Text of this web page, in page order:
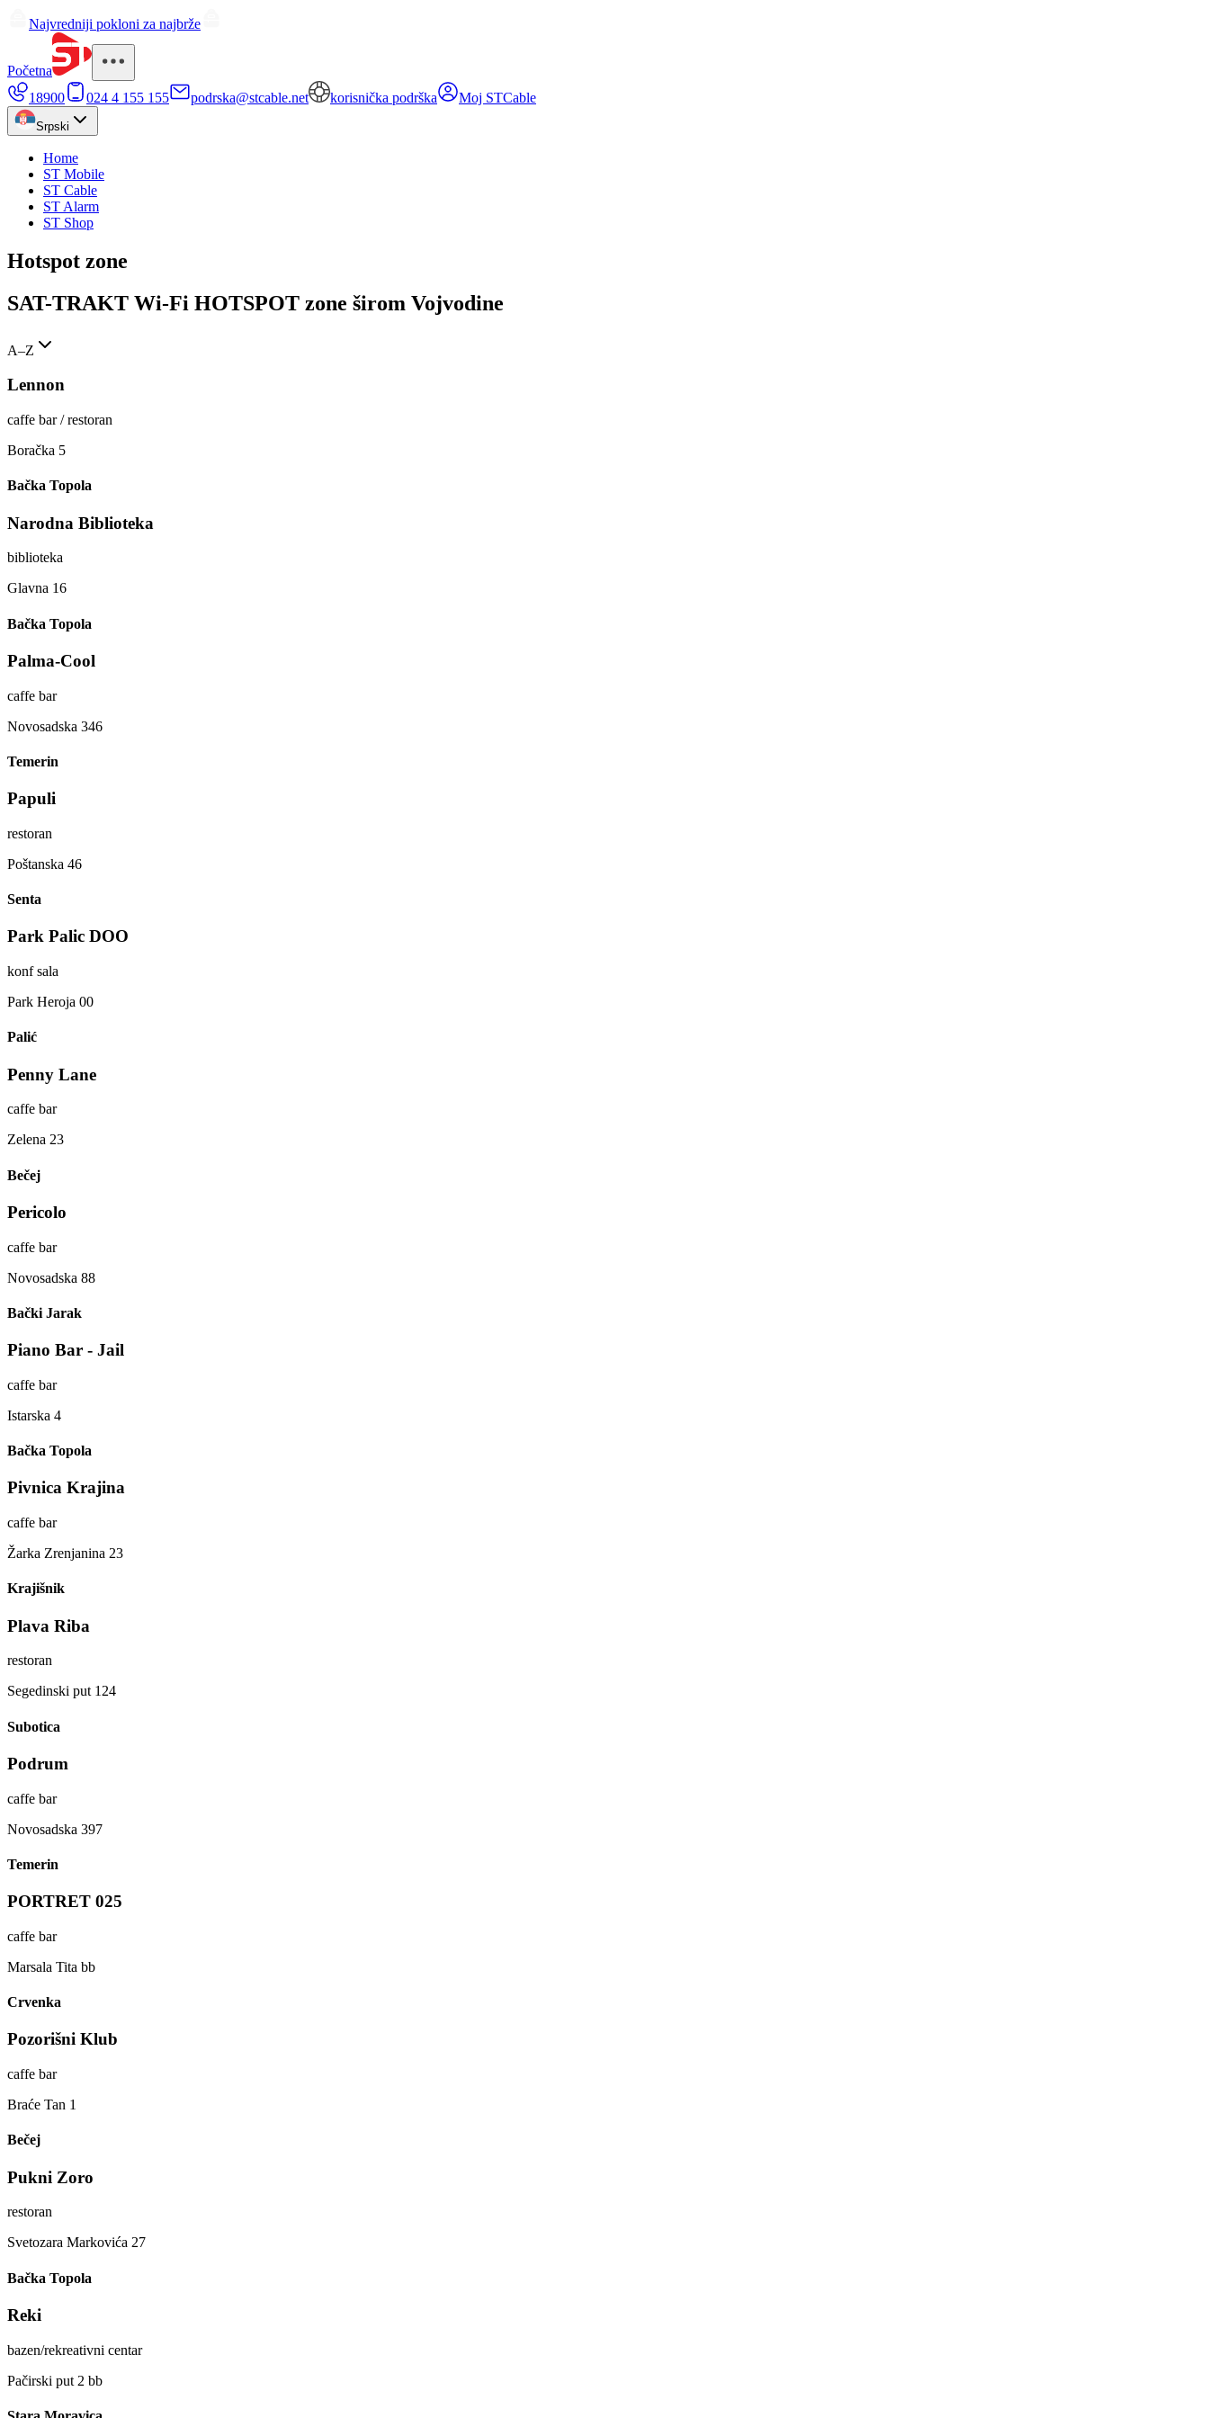
Najvredniji pokloni za najbrže
Početna
18900
024 4 155 155 podrska@stcable.net korisnička podrška Moj STCable
Srpski
Home
ST Mobile
ST Cable
ST Alarm
ST Shop
Hotspot zone
SAT-TRAKT Wi-Fi HOTSPOT zone širom Vojvodine
A–Z
Lennon
caffe bar / restoran
Boračka 5
Bačka Topola
Narodna Biblioteka
biblioteka
Glavna 16
Bačka Topola
Palma-Cool
caffe bar
Novosadska 346
Temerin
Papuli
restoran
Poštanska 46
Senta
Park Palic DOO
konf sala
Park Heroja 00
Palić
Penny Lane
caffe bar
Zelena 23
Bečej
Pericolo
caffe bar
Novosadska 88
Bački Jarak
Piano Bar - Jail
caffe bar
Istarska 4
Bačka Topola
Pivnica Krajina
caffe bar
Žarka Zrenjanina 23
Krajišnik
Plava Riba
restoran
Segedinski put 124
Subotica
Podrum
caffe bar
Novosadska 397
Temerin
PORTRET 025
caffe bar
Marsala Tita bb
Crvenka
Pozorišni Klub
caffe bar
Braće Tan 1
Bečej
Pukni Zoro
restoran
Svetozara Markovića 27
Bačka Topola
Reki
bazen/rekreativni centar
Pačirski put 2 bb